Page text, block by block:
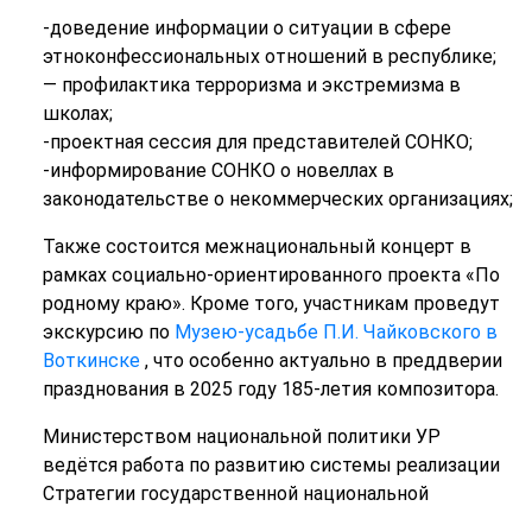
-доведение информации о ситуации в сфере
этноконфессиональных отношений в республике;
— профилактика терроризма и экстремизма в
школах;
-проектная сессия для представителей СОНКО;
-информирование СОНКО о новеллах в
законодательстве о некоммерческих организациях;
Также состоится межнациональный концерт в
рамках социально-ориентированного проекта «По
родному краю». Кроме того, участникам проведут
экскурсию по Музею-усадьбе П.И. Чайковского в
Воткинске, что особенно актуально в преддверии
празднования в 2025 году 185-летия композитора.
Министерством национальной политики УР
ведётся работа по развитию системы реализации
Стратегии государственной национальной